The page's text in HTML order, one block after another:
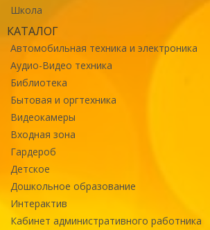
Школа
КАТАЛОГ
Автомобильная техника и электроника
Аудио-Видео техника
Библиотека
Бытовая и оргтехника
Видеокамеры
Входная зона
Гардероб
Детское
Дошкольное образование
Интерактив
Кабинет административного работника